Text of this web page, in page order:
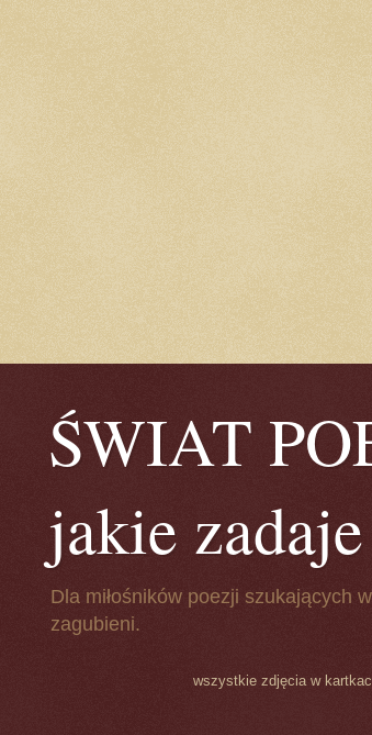
ŚWIAT
jakie
Dla miłośników poezji szukających
zagubieni.
wszystkie zdjęcia w